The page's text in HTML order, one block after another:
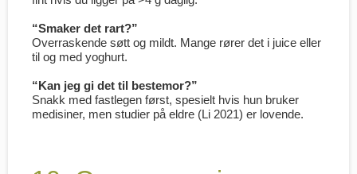
“Smaker det rart?”
Overraskende søtt og mildt. Mange rører det i juice eller
til og med yoghurt.
“Kan jeg gi det til bestemor?”
Snakk med fastlegen først, spesielt hvis hun bruker
medisiner, men studier på eldre (Li 2021) er lovende.